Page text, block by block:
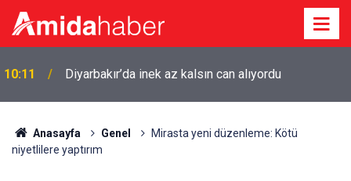
10:11 Diyarbakır’da inek az kalsın can alıyordu
Anasayfa Genel
Mirasta yeni düzenleme: Kötü
niyetlilere yaptırım